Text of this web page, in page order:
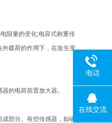
阻量的变化;电容式称重传
载荷的作用下，在发生变
的电荷前置放大器。
部分。有些传感器，如磁
电话
在线交流